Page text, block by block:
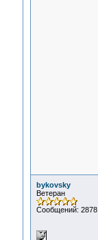
bykovsky
Ветеран
Сообщений: 2878